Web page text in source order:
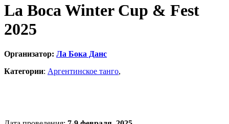
La Boca Winter Cup & Fest
2025
Организатор: Ла Бока Данс
Категории: Аргентинское танго,